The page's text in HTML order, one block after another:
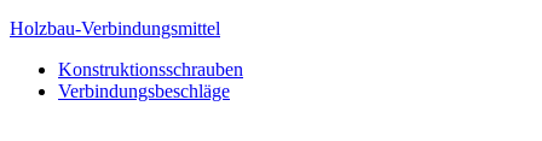
Holzbau-Verbindungsmittel
Konstruktionsschrauben
Verbindungsbeschläge